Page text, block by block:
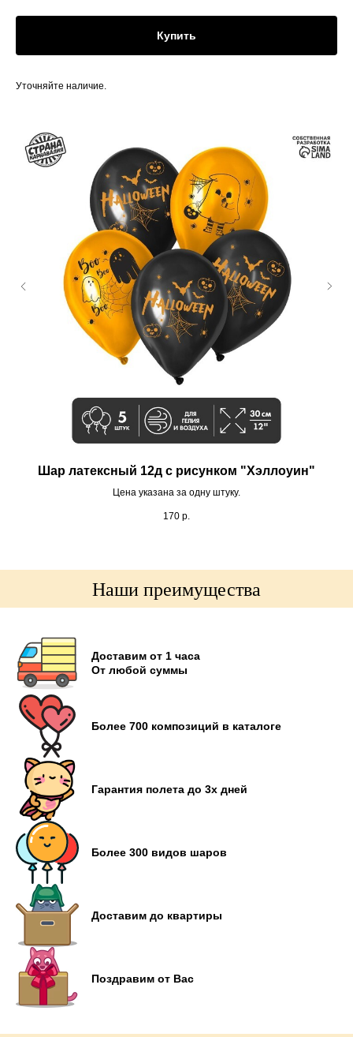
Купить
Уточняйте наличие.
Шар латексный 12д с рисунком "Хэллоуин"
Цена указана за одну штуку.
170 р.
Наши преимущества
Доставим от 1 часа
От любой суммы
Более 700 композиций в каталоге
Гарантия полета до 3х дней
Более 300 видов шаров
Доставим до квартиры
Поздравим от Вас